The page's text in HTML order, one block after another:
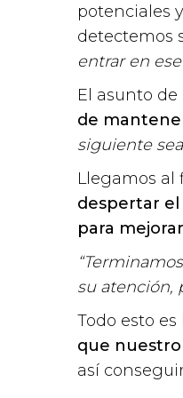
potenciales
detectemos
entrar en
El asunto de
de
siguiente
Llegamos al
despertar
para
su atención,
Todo esto
que
así